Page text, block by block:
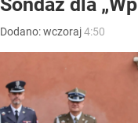
Dodano:wczoraj4:50